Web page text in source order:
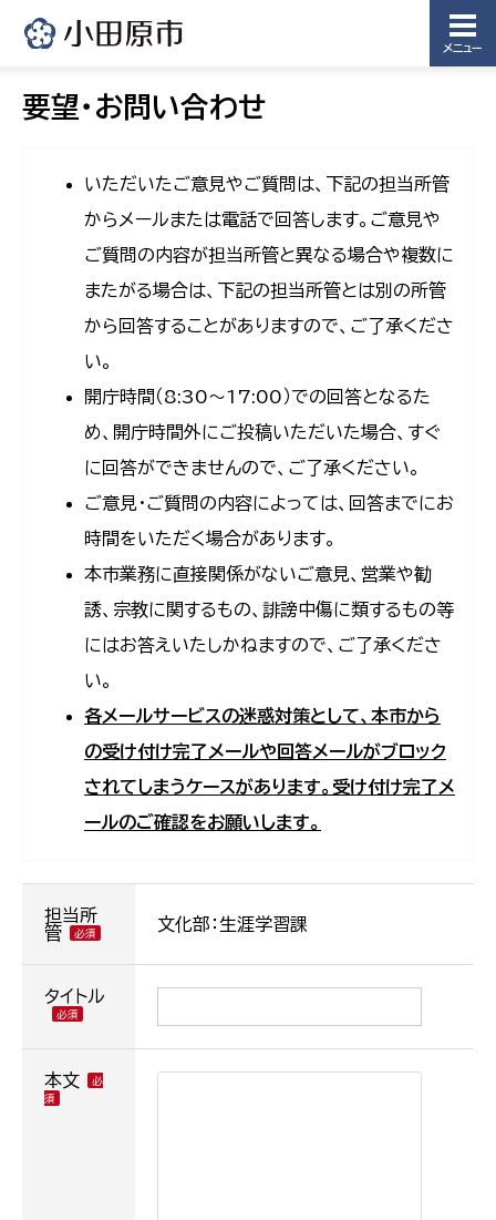
メニュー
要望・お問い合わせ
いただいたご意見やご質問は、下記の担当所管
からメールまたは電話で回答します。ご意見や
ご質問の内容が担当所管と異なる場合や複数に
またがる場合は、下記の担当所管とは別の所管
から回答することがありますので、ご了承くださ
い。
開庁時間（8:30〜17:00）での回答となるた
め、開庁時間外にご投稿いただいた場合、すぐ
に回答ができませんので、ご了承ください。
ご意見・ご質問の内容によっては、回答までにお
時間をいただく場合があります。
本市業務に直接関係がないご意見、営業や勧
誘、宗教に関するもの、誹謗中傷に類するもの等
にはお答えいたしかねますので、ご了承くださ
い。
各メールサービスの迷惑対策として、本市から
の受け付け完了メールや回答メールがブロック
されてしまうケースがあります。受け付け完了メ
ールのご確認をお願いします。
担当所
管
文化部：生涯学習課
タイトル
本文